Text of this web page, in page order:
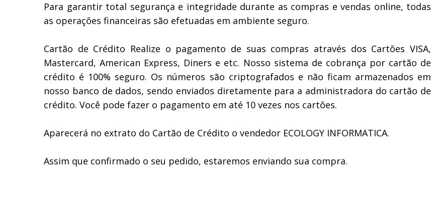
Para garantir total segurança e integridade durante as compras e vendas online, todas
as operações financeiras são efetuadas em ambiente seguro.
Cartão de Crédito Realize o pagamento de suas compras através dos Cartões VISA,
Mastercard, American Express, Diners e etc. Nosso sistema de cobrança por cartão de
crédito é 100% seguro. Os números são criptografados e não ficam armazenados em
nosso banco de dados, sendo enviados diretamente para a administradora do cartão de
crédito. Você pode fazer o pagamento em até 10 vezes nos cartões.
Aparecerá no extrato do Cartão de Crédito o vendedor ECOLOGY INFORMATICA.
Assim que confirmado o seu pedido, estaremos enviando sua compra.